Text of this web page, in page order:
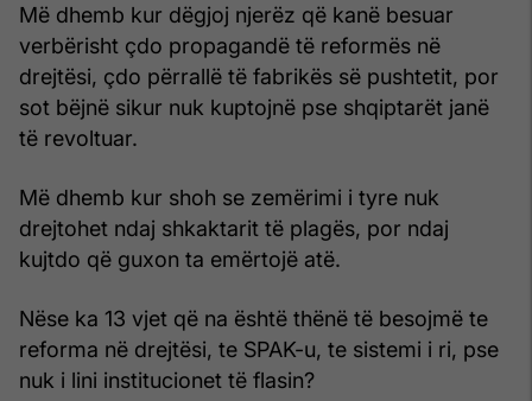
Më dhemb kur dëgjoj njerëz që kanë besuar
verbërisht çdo propagandë të reformës në
drejtësi, çdo përrallë të fabrikës së pushtetit, por
sot bëjnë sikur nuk kuptojnë pse shqiptarët janë
të revoltuar.
Më dhemb kur shoh se zemërimi i tyre nuk
drejtohet ndaj shkaktarit të plagës, por ndaj
kujtdo që guxon ta emërtojë atë.
Nëse ka 13 vjet që na është thënë të besojmë te
reforma në drejtësi, te SPAK-u, te sistemi i ri, pse
nuk i lini institucionet të flasin?